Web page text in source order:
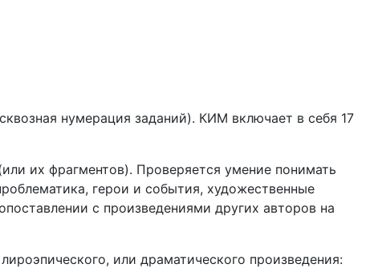
нумерация заданий). КИМ включает в себя 17
их фрагментов). Проверяется умение понимать
герои и события, художественные
с произведениями других авторов на
или драматического произведения: